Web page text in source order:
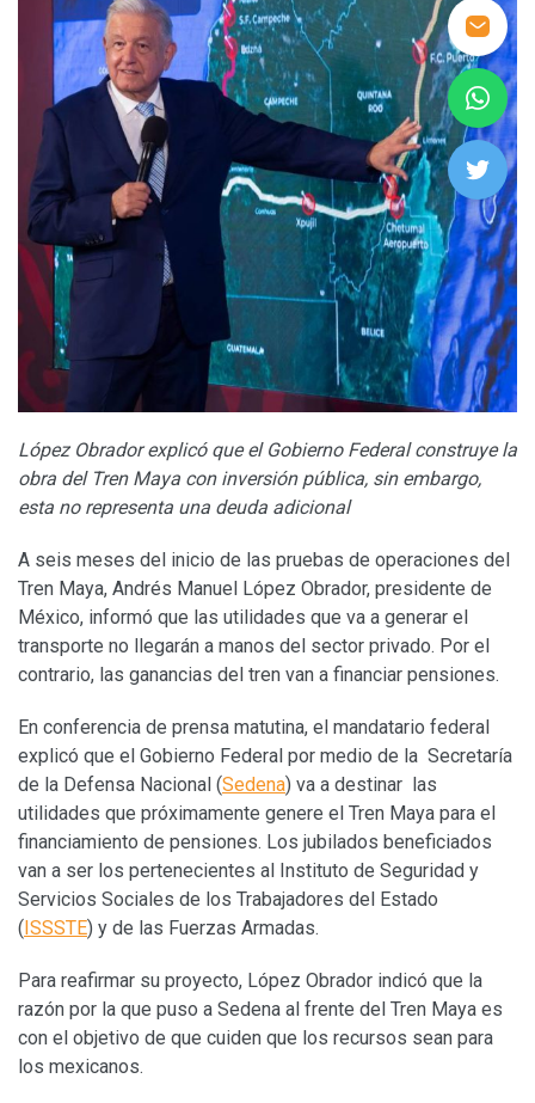
López Obradorexplicó que el Gobierno Federal construye la
obra del Tren Maya con inversión pública, sin embargo,
esta no representa una deuda adicional
A seis meses del inicio de las pruebas de operaciones del
Tren Maya, Andrés Manuel López Obrador, presidente de
México, informó que las utilidades que va a generar el
transporte no llegarán a manos del sector privado. Por el
contrario, las ganancias del tren van a financiar pensiones.
En conferencia de prensa matutina, el mandatario federal
explicó que el Gobierno Federal por medio de la Secretaría
de la Defensa Nacional (Sedena) va a destinar las
utilidades que próximamente genere el Tren Maya para el
financiamiento de pensiones. Los jubilados beneficiados
van a ser los pertenecientes al Instituto de Seguridad y
Servicios Sociales de los Trabajadores del Estado
(ISSSTE) y de las Fuerzas Armadas.
Para reafirmar su proyecto, López Obrador indicó que la
razón por la que puso a Sedena al frente del Tren Maya es
con el objetivo de que cuiden que los recursos sean para
los mexicanos.